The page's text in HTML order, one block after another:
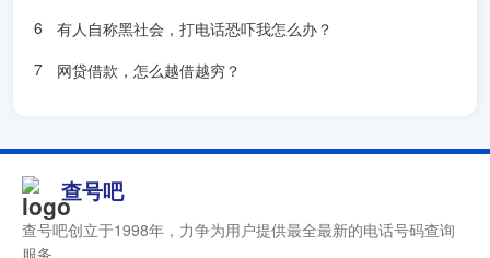
有人自称黑社会，打电话恐吓我怎么办？
网贷借款，怎么越借越穷？
查号吧
查号吧创立于1998年，力争为用户提供最全最新的电话号码查询